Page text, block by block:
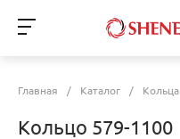
Главная / Каталог / Кольца
Кольцо 579-1100